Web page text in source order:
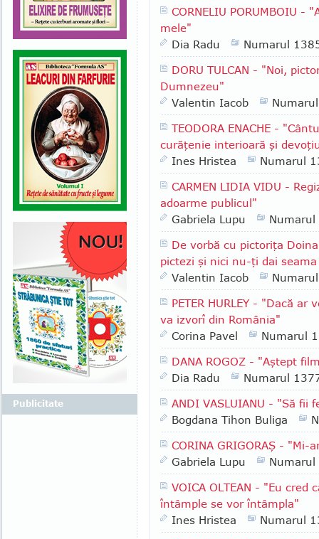
CORNELIU PORUMBOIU
mele"
Dia Radu
Numarul
DORU TULCAN - "Noi,
Dumnezeu"
Valentin Iacob
TEODORA ENACHE -
curăţenie interioară şi
Ines Hristea
Numarul
CARMEN LIDIA VIDU -
adoarme publicul"
Gabriela Lupu
De vorbă cu pictoriţa
pictezi şi nici nu-ţi dai
Valentin Iacob
PETER HURLEY - "Dacă
va izvorî din România"
Corina Pavel
Numarul
DANA ROGOZ - "Aştept
Dia Radu
Numarul
ANDI VASLUIANU - "Să fii
Bogdana Tihon Buliga
CORINA GRIGORAŞ -
Gabriela Lupu
VOICA OLTEAN - "Eu
întâmple se vor întâmpla"
Ines Hristea
Numarul
Publicitate